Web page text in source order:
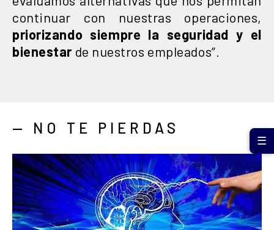
continuar con nuestras operaciones,
priorizando siempre la seguridad y el
bienestar de nuestros empleados”.
— NO TE PIERDAS
☰